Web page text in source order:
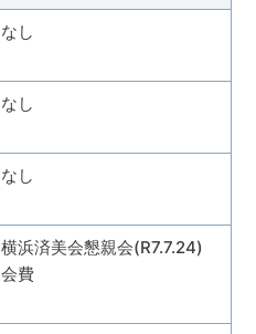
なし
なし
なし
横浜済美会懇親会(R7.7.24)
会費